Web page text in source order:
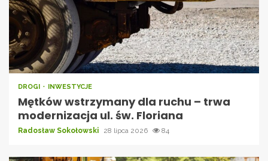
DROGI INWESTYCJE
Mętków wstrzymany dla ruchu – trwa
modernizacja ul. św. Floriana
Radosław Sokołowski 28 lipca 2026 84